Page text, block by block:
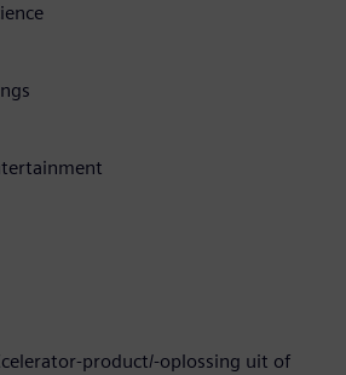
product/-oplossing uit of